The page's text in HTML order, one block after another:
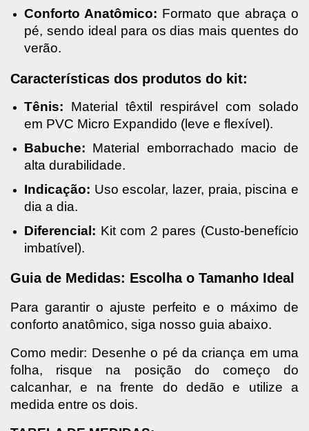
Conforto Anatômico: Formato que abraça o
pé, sendo ideal para os dias mais quentes do
verão.
Características dos produtos do kit:
Tênis: Material têxtil respirável com solado
em PVC Micro Expandido (leve e flexível).
Babuche: Material emborrachado macio de
alta durabilidade.
Indicação: Uso escolar, lazer, praia, piscina e
dia a dia.
Diferencial: Kit com 2 pares (Custo-benefício
imbatível).
Guia de Medidas: Escolha o Tamanho Ideal
Para garantir o ajuste perfeito e o máximo de
conforto anatômico, siga nosso guia abaixo.
Como medir: Desenhe o pé da criança em uma
folha, risque na posição do começo do
calcanhar, e na frente do dedão e utilize a
medida entre os dois.